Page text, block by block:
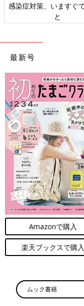
なんと990円
感染症対策、いますぐ
と
最新号
Amazonで購入
楽天ブックスで購入
ムック書籍